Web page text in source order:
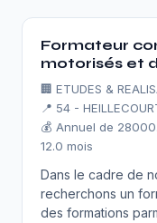
Formateur
motorisés et
🏢 ETUDES &
📍 54 -
💰 Annuel de
12.0 mois
Dans le cadre de
recherchons un
des formations